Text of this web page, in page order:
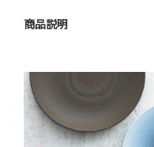
商品説明